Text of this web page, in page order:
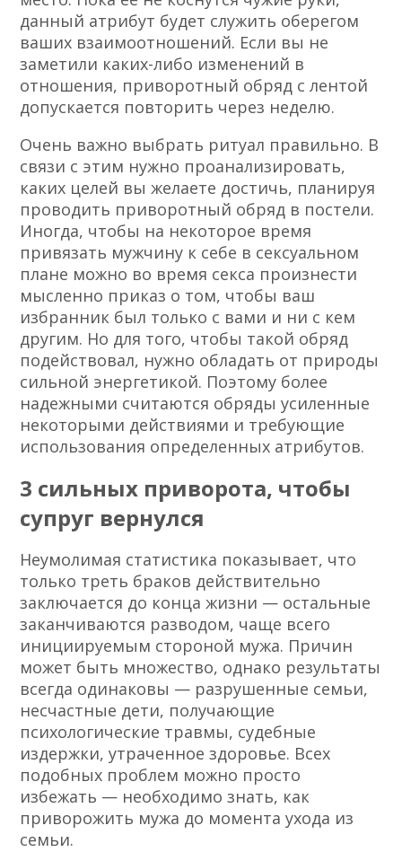
данный атрибут будет служить оберегом
ваших взаимоотношений. Если вы не
заметили каких-либо изменений в
отношения, приворотный обряд с лентой
допускается повторить через неделю.
Очень важно выбрать ритуал правильно. В
связи с этим нужно проанализировать,
каких целей вы желаете достичь, планируя
проводить приворотный обряд в постели.
Иногда, чтобы на некоторое время
привязать мужчину к себе в сексуальном
плане можно во время секса произнести
мысленно приказ о том, чтобы ваш
избранник был только с вами и ни с кем
другим. Но для того, чтобы такой обряд
подействовал, нужно обладать от природы
сильной энергетикой. Поэтому более
надежными считаются обряды усиленные
некоторыми действиями и требующие
использования определенных атрибутов.
3 сильных приворота, чтобы
супруг вернулся
Неумолимая статистика показывает, что
только треть браков действительно
заключается до конца жизни — остальные
заканчиваются разводом, чаще всего
инициируемым стороной мужа. Причин
может быть множество, однако результаты
всегда одинаковы — разрушенные семьи,
несчастные дети, получающие
психологические травмы, судебные
издержки, утраченное здоровье. Всех
подобных проблем можно просто
избежать — необходимо знать, как
приворожить мужа до момента ухода из
семьи.